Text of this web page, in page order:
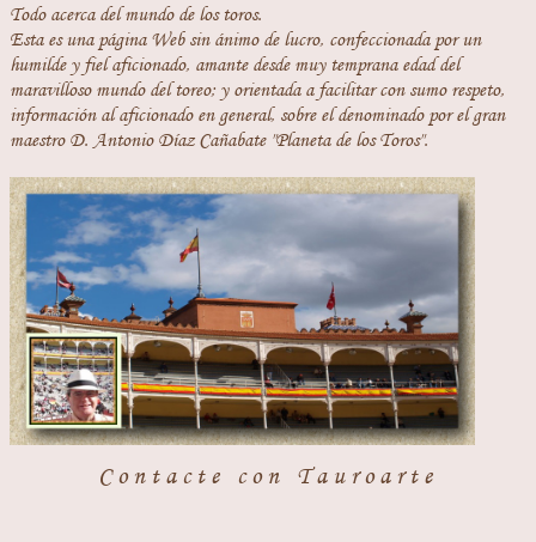
Todo acerca del mundo de los toros.
Esta es una página Web sin ánimo de lucro, confeccionada por un
humilde y fiel aficionado, amante desde muy temprana edad del
maravilloso mundo del toreo; y orientada a facilitar con sumo respeto,
información al aficionado en general, sobre el denominado por el gran
maestro D. Antonio Díaz Cañabate "Planeta de los Toros".
Contacte con Tauroarte